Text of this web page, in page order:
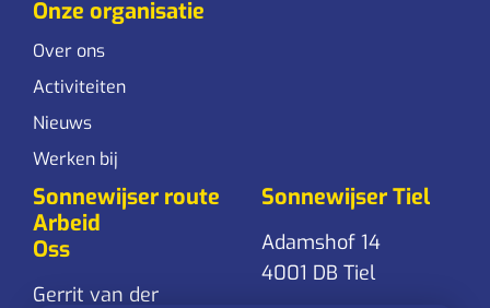
Onze organisatie
Over ons
Activiteiten
Nieuws
Werken bij
Sonnewijser route
Arbeid
Oss
Gerrit van der
Sonnewijser Tiel
Adamshof 14
4001 DB Tiel